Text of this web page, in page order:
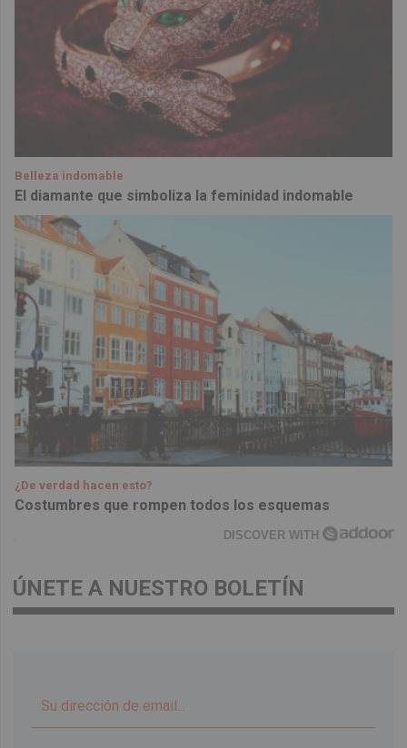
Belleza indomable
El diamante que simboliza la feminidad indomable
¿De verdad hacen esto?
Costumbres que rompen todos los esquemas
DISCOVER WITH
ÚNETE A NUESTRO BOLETÍN